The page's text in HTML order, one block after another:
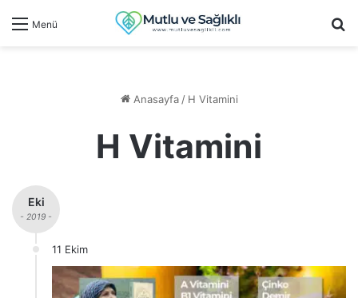
Menü
Anasayfa / H Vitamini
H Vitamini
Eki
- 2019 -
11 Ekim